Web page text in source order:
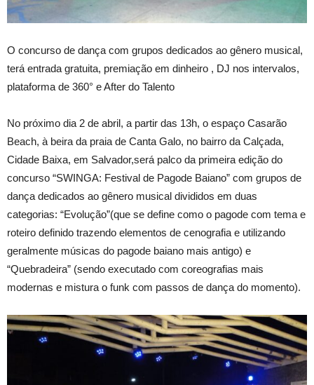
O concurso de dança com grupos dedicados ao gênero musical,
terá entrada gratuita, premiação em dinheiro , DJ nos intervalos,
plataforma de 360° e After do Talento
No próximo dia 2 de abril, a partir das 13h, o espaço Casarão
Beach, à beira da praia de Canta Galo, no bairro da Calçada,
Cidade Baixa, em Salvador,será palco da primeira edição do
concurso “SWINGA: Festival de Pagode Baiano” com grupos de
dança dedicados ao gênero musical divididos em duas
categorias: “Evolução”(que se define como o pagode com tema e
roteiro definido trazendo elementos de cenografia e utilizando
geralmente músicas do pagode baiano mais antigo) e
“Quebradeira” (sendo executado com coreografias mais
modernas e mistura o funk com passos de dança do momento).